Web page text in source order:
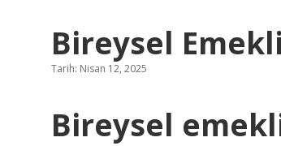
Bireysel
Tarih: Nisan 12, 2025
Bireysel